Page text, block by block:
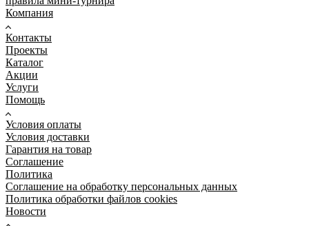
Компания
Контакты
Проекты
Каталог
Акции
Услуги
Помощь
Условия оплаты
Условия доставки
Гарантия на товар
Соглашение
Политика
Соглашение на обработку персональных данных
Политика обработки файлов cookies
Новости